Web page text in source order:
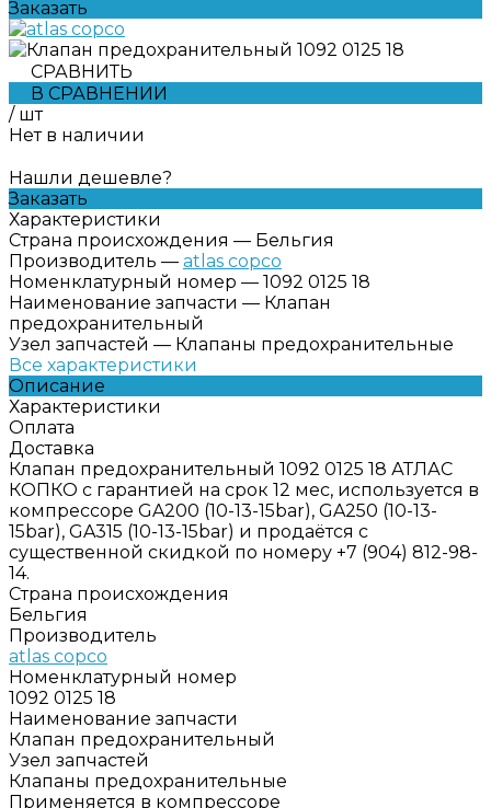
Заказать
СРАВНИТЬ
В СРАВНЕНИИ
/ шт
Нет в наличии
Нашли дешевле?
Заказать
Характеристики
Страна происхождения — Бельгия
Производитель — atlas copco
Номенклатурный номер — 1092 0125 18
Наименование запчасти — Клапан
предохранительный
Узел запчастей — Клапаны предохранительные
Все характеристики
Описание
Характеристики
Оплата
Доставка
Клапан предохранительный 1092 0125 18 АТЛАС
КОПКО с гарантией на срок 12 мес, используется в
компрессоре GA200 (10-13-15bar), GA250 (10-13-
15bar), GA315 (10-13-15bar) и продаётся с
существенной скидкой по номеру +7 (904) 812-98-
14.
Страна происхождения
Бельгия
Производитель
atlas copco
Номенклатурный номер
1092 0125 18
Наименование запчасти
Клапан предохранительный
Узел запчастей
Клапаны предохранительные
Применяется в компрессоре